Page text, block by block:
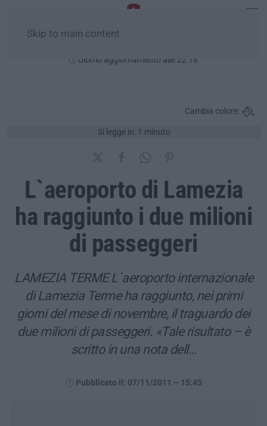
Skip to main content
Ultimo aggiornamento alle 22:18
Si legge in: 1 minuto
Cambia colore:
L`aeroporto di Lamezia
ha raggiunto i due milioni
di passeggeri
LAMEZIA TERME L`aeroporto internazionale
di Lamezia Terme ha raggiunto, nei primi
giorni del mese di novembre, il traguardo dei
due milioni di passeggeri. «Tale risultato – è
scritto in una nota dell…
Pubblicato il: 07/11/2011 – 15:45